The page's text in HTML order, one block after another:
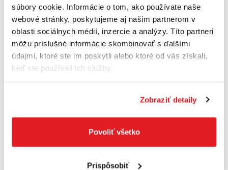
súbory cookie. Informácie o tom, ako používate naše
webové stránky, poskytujeme aj našim partnerom v
oblasti sociálnych médií, inzercie a analýzy. Títo partneri
môžu príslušné informácie skombinovať s ďalšími
údajmi, ktoré ste im poskytli alebo ktoré od vás získali,
keď ste používali ich služby.
Zobraziť detaily
Povoliť všetko
Prispôsobiť
23,50 €
18,00 €
bez DPH
Na sklade